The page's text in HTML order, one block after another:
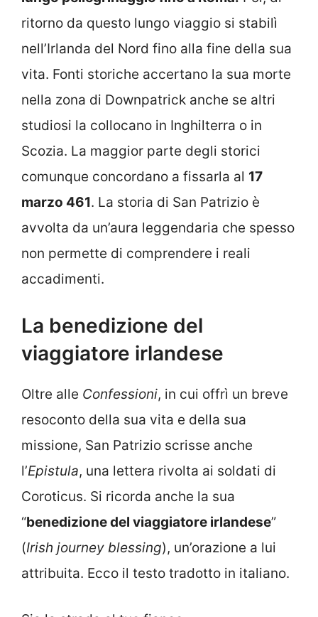
ritorno da questo lungo viaggio si stabilì
nell’Irlanda del Nord fino alla fine della sua
vita. Fonti storiche accertano la sua morte
nella zona di Downpatrick anche se altri
studiosi la collocano in Inghilterra o in
Scozia. La maggior parte degli storici
comunque concordano a fissarla al 17
marzo 461. La storia di San Patrizio è
avvolta da un’aura leggendaria che spesso
non permette di comprendere i reali
accadimenti.
La benedizione del
viaggiatore irlandese
Oltre alle Confessioni, in cui offrì un breve
resoconto della sua vita e della sua
missione, San Patrizio scrisse anche
l’Epistula, una lettera rivolta ai soldati di
Coroticus. Si ricorda anche la sua
“benedizione del viaggiatore irlandese”
(Irish journey blessing), un’orazione a lui
attribuita. Ecco il testo tradotto in italiano.